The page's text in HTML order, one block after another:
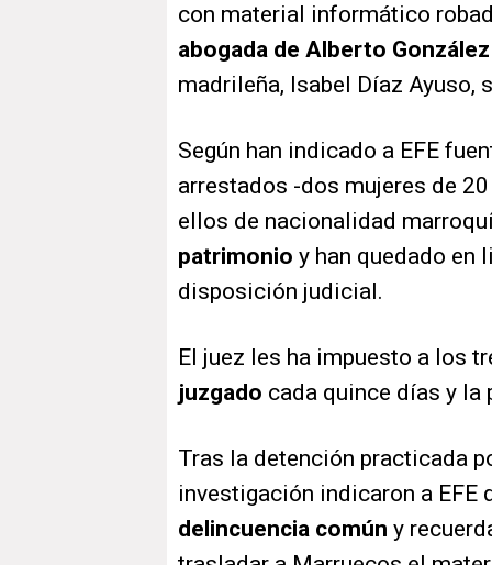
con material informático
abogada de Alberto
madrileña, Isabel Díaz Ayuso,
Según han indicado a EFE
arrestados -dos mujeres de
ellos de nacionalidad
patrimonio y han quedado en
disposición judicial.
El juez les ha impuesto a los
juzgado cada quince días y la
Tras la detención practicada
investigación indicaron a EFE
delincuencia común y